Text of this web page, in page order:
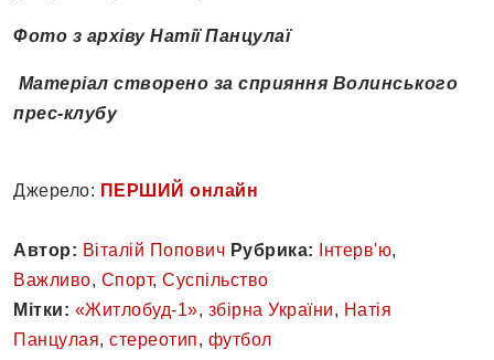
Фото з архіву Натії Панцулаї
Матеріал створено за сприяння Волинського
прес-клубу
Джерело: ПЕРШИЙ онлайн
Автор: Віталій Попович Рубрика: Інтерв'ю,
Важливо, Спорт, Суспільство
Мітки: «Житлобуд-1», збірна України, Натія
Панцулая, стереотип, футбол